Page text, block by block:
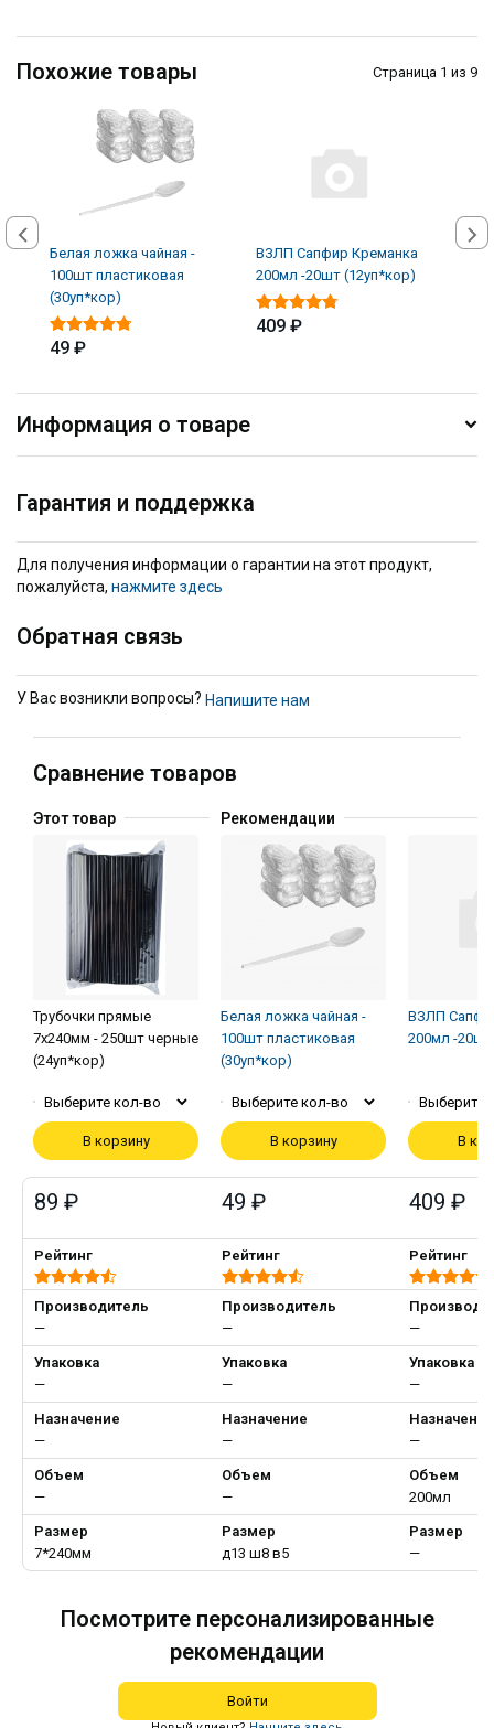
Похожие товары Страница 1 из 9
Белая ложка чайная -
100шт пластиковая
(30уп*кор)
49 ₽
ВЗЛП Сапфир Креманка
200мл -20шт (12уп*кор)
409 ₽
Информация о товаре
Гарантия и поддержка
Для получения информации о гарантии на этот продукт,
пожалуйста, нажмите здесь
Обратная связь
У Вас возникли вопросы? Напишите нам
Сравнение товаров
Этот товар Рекомендации
Трубочки прямые
7х240мм - 250шт черные
(24уп*кор)
Выберите кол-во
В корзину
Белая ложка чайная -
100шт пластиковая
(30уп*кор)
Выберите кол-во
В корзину
ВЗЛП
200мл -
Выберите
В
89 ₽ 49 ₽ 409 ₽
Рейтинг Рейтинг Рейтинг
Производитель
—
Производитель
—
—
Упаковка
—
Упаковка
—
Упаковка
—
Назначение
—
Назначение
—
Назначение
—
Объем
—
Объем
—
Объем
200мл
Размер
7*240мм
Размер
д13 ш8 в5
Размер
—
Посмотрите персонализированные
рекомендации
Войти